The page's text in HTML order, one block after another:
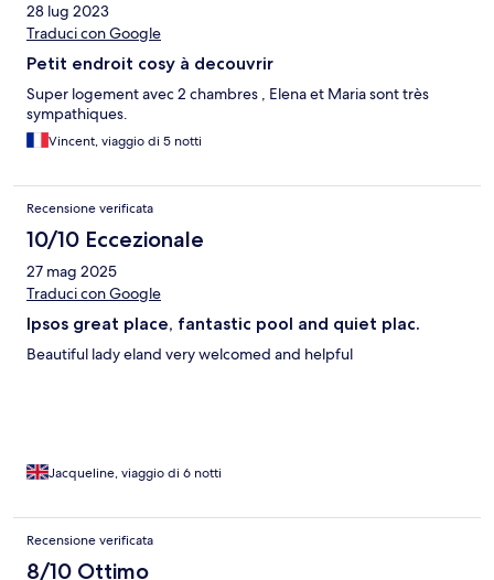
28 lug 2023
Traduci con Google
Petit endroit cosy à decouvrir
Super logement avec 2 chambres , Elena et Maria sont très
sympathiques.
Vincent, viaggio di 5 notti
Recensione verificata
10/10 Eccezionale
27 mag 2025
Traduci con Google
Ipsos great place, fantastic pool and quiet plac.
Beautiful lady eland very welcomed and helpful
Jacqueline, viaggio di 6 notti
Recensione verificata
8/10 Ottimo